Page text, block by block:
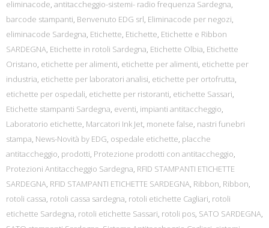
eliminacode, antitaccheggio-sistemi- radio frequenza Sardegna,
barcode stampanti, Benvenuto EDG srl, Eliminacode per negozi,
eliminacode Sardegna, Etichette, Etichette, Etichette e Ribbon
SARDEGNA, Etichette in rotoli Sardegna, Etichette Olbia, Etichette
Oristano, etichette per alimenti, etichette per alimenti, etichette per
industria, etichette per laboratori analisi, etichette per ortofrutta,
etichette per ospedali, etichette per ristoranti, etichette Sassari,
Etichette stampanti Sardegna, eventi, impianti antitaccheggio,
Laboratorio etichette, Marcatori Ink Jet, monete false, nastri funebri
stampa, News-Novità by EDG, ospedale etichette, placche
antitaccheggio, prodotti, Protezione prodotti con antitaccheggio,
Protezioni Antitaccheggio Sardegna, RFID STAMPANTI ETICHETTE
SARDEGNA, RFID STAMPANTI ETICHETTE SARDEGNA, Ribbon, Ribbon,
rotoli cassa, rotoli cassa sardegna, rotoli etichette Cagliari, rotoli
etichette Sardegna, rotoli etichette Sassari, rotoli pos, SATO SARDEGNA,